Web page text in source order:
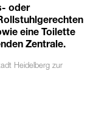
oder
eine Toilette
Zentrale.
Heidelberg zur